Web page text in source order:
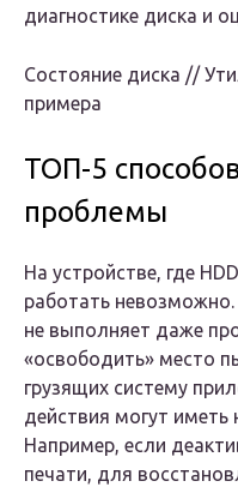
диагностике диска и
Состояние диска //
примера
ТОП-5
проблемы
На устройстве, где
работать
не выполняет даже
«освободить» место
грузящих систему
действия могут
Например, если
печати, для